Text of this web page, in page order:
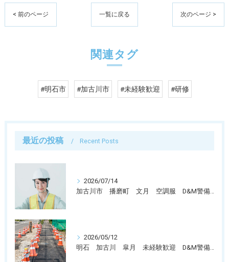
< 前のページ 一覧に戻る 次のページ >
関連タグ
#明石市 #加古川市 #未経験歓迎 #研修
最近の投稿 Recent Posts
2026/07/14
加古川市 播磨町 文月 空調服 D&M警備保障では警備員募集中です。
2026/05/12
明石 加古川 皐月 未経験歓迎 D&M警備保障では警備員募集中です。